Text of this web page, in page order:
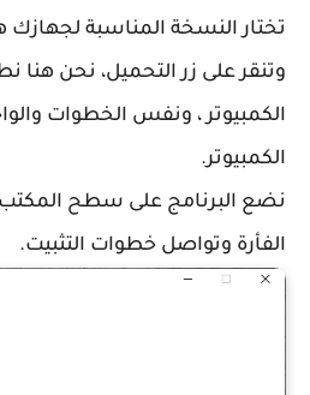
تختار النسخة المناسبة لجهازك
وتنقر على زر التحميل، نحن هنا
الكمبيوتر ، ونفس الخطوات
الكمبيوتر.
نضع البرنامج على سطح المكتب
الفأرة وتواصل خطوات التثبيت.